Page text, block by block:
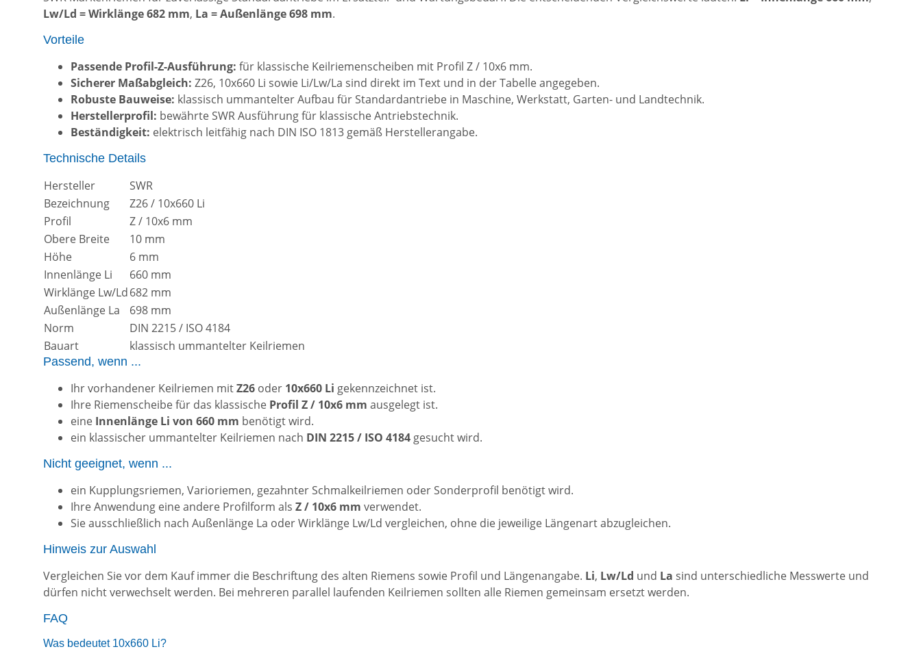
Lw/Ld = Wirklänge 682 mm, La = Außenlänge 698 mm.
Vorteile
Passende Profil-Z-Ausführung: für klassische Keilriemenscheiben mit Profil Z / 10x6 mm.
Sicherer Maßabgleich: Z26, 10x660 Li sowie Li/Lw/La sind direkt im Text und in der Tabelle angegeben.
Robuste Bauweise: klassisch ummantelter Aufbau für Standardantriebe in Maschine, Werkstatt, Garten- und Landtechnik.
Herstellerprofil: bewährte SWR Ausführung für klassische Antriebstechnik.
Beständigkeit: elektrisch leitfähig nach DIN ISO 1813 gemäß Herstellerangabe.
Technische Details
Hersteller
SWR
Bezeichnung
Z26 / 10x660 Li
Profil
Z / 10x6 mm
Obere Breite
10 mm
Höhe
6 mm
Innenlänge Li
660 mm
Wirklänge Lw/Ld682 mm
Außenlänge La
698 mm
Norm
DIN 2215 / ISO 4184
Bauart
klassisch ummantelter Keilriemen
Passend, wenn ...
Ihr vorhandener Keilriemen mitZ26 oder 10x660 Li gekennzeichnet ist.
Ihre Riemenscheibe für das klassische Profil Z / 10x6 mm ausgelegt ist.
eine Innenlänge Li von 660 mm benötigt wird.
ein klassischer ummantelter Keilriemen nach DIN 2215 / ISO 4184 gesucht wird.
Nicht geeignet, wenn ...
ein Kupplungsriemen, Varioriemen, gezahnter Schmalkeilriemen oder Sonderprofil benötigt wird.
Ihre Anwendung eine andere Profilform als Z / 10x6 mm verwendet.
Sie ausschließlich nach Außenlänge La oder Wirklänge Lw/Ld vergleichen, ohne die jeweilige Längenart abzugleichen.
Hinweis zur Auswahl
Vergleichen Sie vor dem Kauf immer die Beschriftung des alten Riemens sowie Profil und Längenangabe. Li, Lw/Ld und La sind unterschiedliche Messwerte und
dürfen nicht verwechselt werden. Bei mehreren parallel laufenden Keilriemen sollten alle Riemen gemeinsam ersetzt werden.
FAQ
Was bedeutet 10x660 Li?